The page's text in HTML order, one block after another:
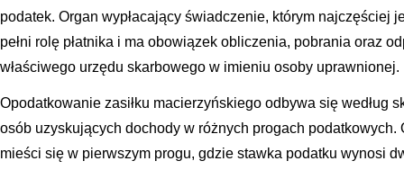
podatek. Organ wypłacający świadczenie, którym najczęściej
pełni rolę płatnika i ma obowiązek obliczenia, pobrania oraz
właściwego urzędu skarbowego w imieniu osoby uprawnionej.
Opodatkowanie zasiłku macierzyńskiego odbywa się według
osób uzyskujących dochody w różnych progach
mieści się w pierwszym progu, gdzie stawka podatku wynosi